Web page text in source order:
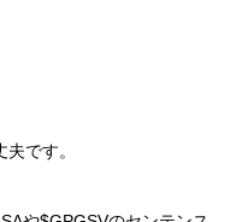
です。